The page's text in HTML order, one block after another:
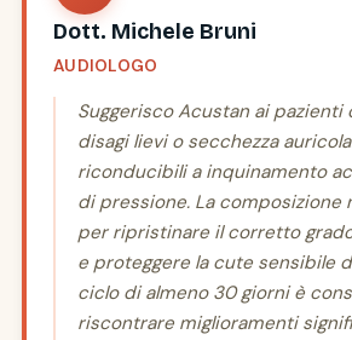
Dott. Michele Bruni
AUDIOLOGO
Suggerisco Acustan ai pazienti
disagi lievi o secchezza
riconducibili a inquinamento
di pressione. La composizione
per ripristinare il corretto
e proteggere la cute sensibile
ciclo di almeno 30 giorni è
riscontrare miglioramenti